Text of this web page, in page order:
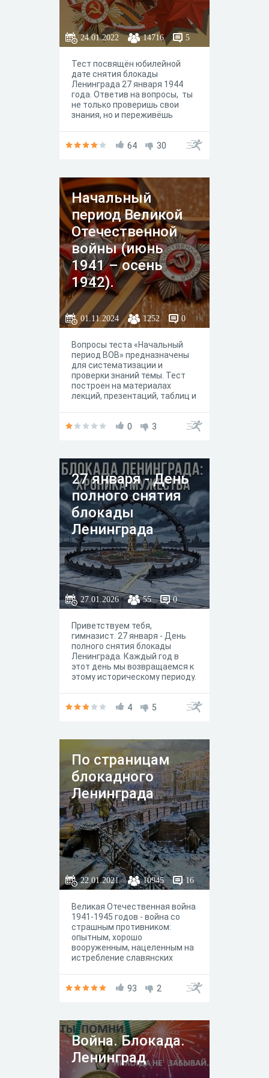
24.01.2022 14716 5
Тест посвящён юбилейной
дате снятия блокады
Ленинграда 27 января 1944
года. Ответив на вопросы, ты
не только проверишь свои
знания, но и переживёшь
блокадного Ленинграда.
Ленингада и простых
жителей. Каждый участник
получит сертификат с
результатом тестирования.
64 30
Начальный
период Великой
Отечественной
войны (июнь
1941 – осень
1942).
01.11.2024 1252 0
Вопросы теста «Начальный
период ВОВ» предназначены
для систематизации и
проверки знаний темы. Тест
построен на материалах
лекций, презентаций, таблиц и
0 3
27 января - День
полного снятия
блокады
Ленинграда
27.01.2026 55 0
Приветствуем тебя,
гимназист. 27 января - День
полного снятия блокады
Ленинграда. Каждый год в
этот день мы возвращаемся к
этому историческому периоду.
фальсификации и искажения
10 вопросов (начальный
уровень).
4 5
По страницам
блокадного
Ленинграда
22.01.2021 10945 16
Великая Отечественная война
1941-1945 годов - война со
страшным противником:
опытным, хорошо
вооруженным, нацеленным на
истребление славянских
страшной, кровавой и долгой
особое место в ее летописи
занимает героическая
оборона Ленинграда (ныне
Санкт-Петербург), который 900
дней находился в кольце
вражеской блокады. Блокада
93 2
Война. Блокада.
Ленинград